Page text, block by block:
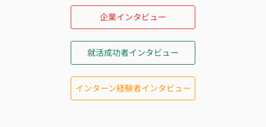
企業インタビュー
就活成功者インタビュー
インターン経験者インタビュー